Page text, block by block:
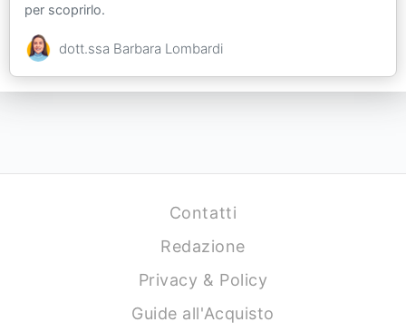
per scoprirlo.
dott.ssa Barbara Lombardi
Contatti
Redazione
Privacy & Policy
Guide all'Acquisto